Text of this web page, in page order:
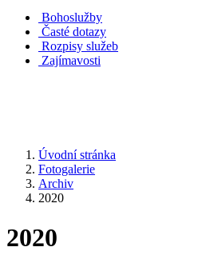
Bohoslužby
Časté dotazy
Rozpisy služeb
Zajímavosti
Úvodní stránka
Fotogalerie
Archiv
2020
2020